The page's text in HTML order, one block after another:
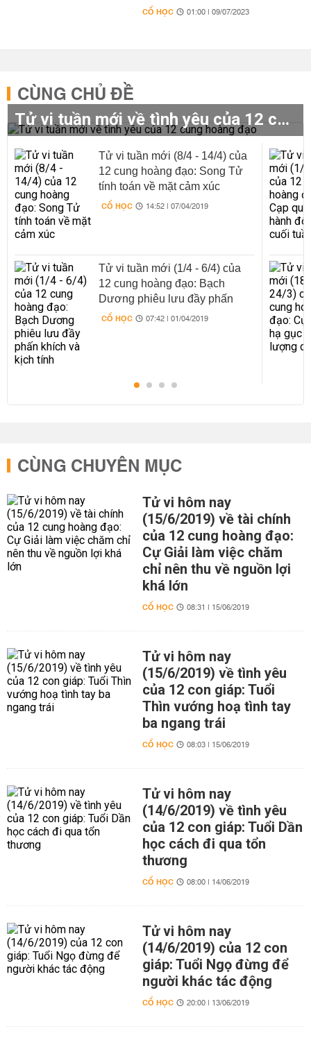
CỔ HỌC 01:00 | 09/07/2023
CÙNG CHỦ ĐỀ
Tử vi tuần mới về tình yêu của 12 cung hoàng đạo
Tử vi tuần mới (8/4 - 14/4) của
12 cung hoàng đạo: Song Tử
tính toán về mặt cảm xúc
CỔ HỌC 14:52 | 07/04/2019
Tử vi tuần mới (1/4 - 6/4) của
12 cung hoàng đạo: Bạch
Dương phiêu lưu đầy phấn
khích và kịch tính
CỔ HỌC 07:42 | 01/04/2019
CÙNG CHUYÊN MỤC
Tử vi hôm nay
(15/6/2019) về tài chính
của 12 cung hoàng đạo:
Cự Giải làm việc chăm
chỉ nên thu về nguồn lợi
khá lớn
CỔ HỌC 08:31 | 15/06/2019
Tử vi hôm nay
(15/6/2019) về tình yêu
của 12 con giáp: Tuổi
Thìn vướng hoạ tình tay
ba ngang trái
CỔ HỌC 08:03 | 15/06/2019
Tử vi hôm nay
(14/6/2019) về tình yêu
của 12 con giáp: Tuổi Dần
học cách đi qua tổn
thương
CỔ HỌC 08:00 | 14/06/2019
Tử vi hôm nay
(14/6/2019) của 12 con
giáp: Tuổi Ngọ đừng để
người khác tác động
CỔ HỌC 20:00 | 13/06/2019